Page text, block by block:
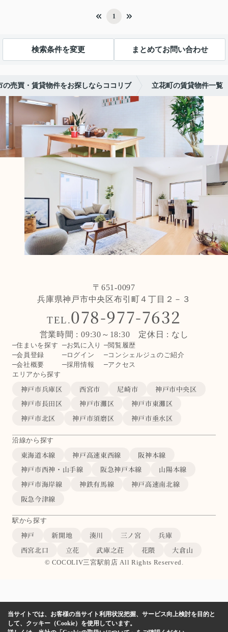
1
検索条件を変更 まとめてお問い合わせ
の売買・賃貸物件をお探しならココリブ 立花町の賃貸物件一覧
〒651-0097
兵庫県神戸市中央区布引町４丁目２－３
TEL.078-977-7632
営業時間 : 09:30～18:30 定休日 : なし
住まいを探す お気に入り
閲覧履歴
会員登録
ログイン
コンシェルジュのご紹介
会社概要
採用情報
アクセス
エリアから探す
神戸市兵庫区 西宮市 尼崎市
神戸市中央区
神戸市長田区
神戸市灘区
神戸市東灘区
神戸市北区
神戸市須磨区 神戸市垂水区
沿線から探す
東海道本線 神戸高速東西線
阪神本線
神戸市西神・山手線
阪急神戸本線
山陽本線
神戸市海岸線
神鉄有馬線
神戸高速南北線
阪急今津線
駅から探す
神戸 新開地 湊川 三ノ宮
兵庫
西宮北口
立花 武庫之荘 花隈 大倉山
© COCOLIV三宮駅前店 All Rights Reserved.
当サイトでは、お客様の当サイト利用状況把握、サービス向上検討を目的と
して、クッキー（Cookie）を使用しています。